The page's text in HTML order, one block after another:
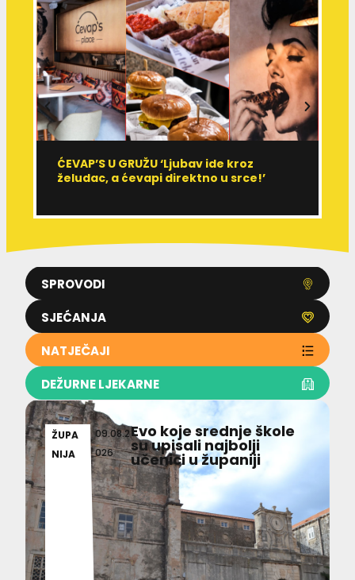
SPROVODI
SJEĆANJA
NATJEČAJI
DEŽURNE LJEKARNE
ĆEVAP’S U GRUŽU ‘Ljubav ide kroz
želudac, a ćevapi direktno u srce!’
ŽUPA
NIJA
09.08.2
026
Evo koje srednje škole
su upisali najbolji
učenici u županiji